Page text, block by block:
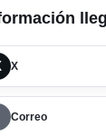
X
Correo